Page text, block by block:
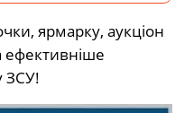
ярмарку, аукціон
ефективніше
ЗСУ!